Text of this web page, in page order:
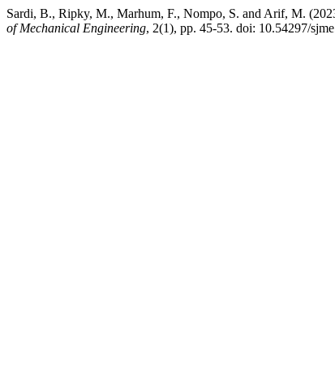
Sardi, B., Ripky, M., Marhum, F., Nompo, S. and Arif, M.
of Mechanical Engineering, 2(1), pp. 45-53. doi: 10.54297/